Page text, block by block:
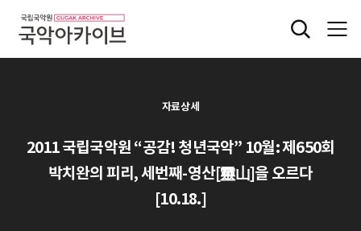
자료상세
2011 국립국악원 “공감! 청년국악” 10월: 제650회
박치완의 피리, 세번째-영산[靈山]을 오르다
[10.18.]